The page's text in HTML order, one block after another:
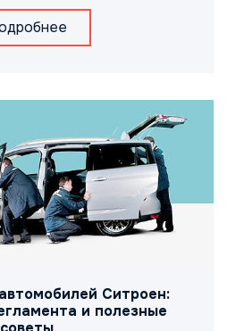
Ситроен:
и полезные